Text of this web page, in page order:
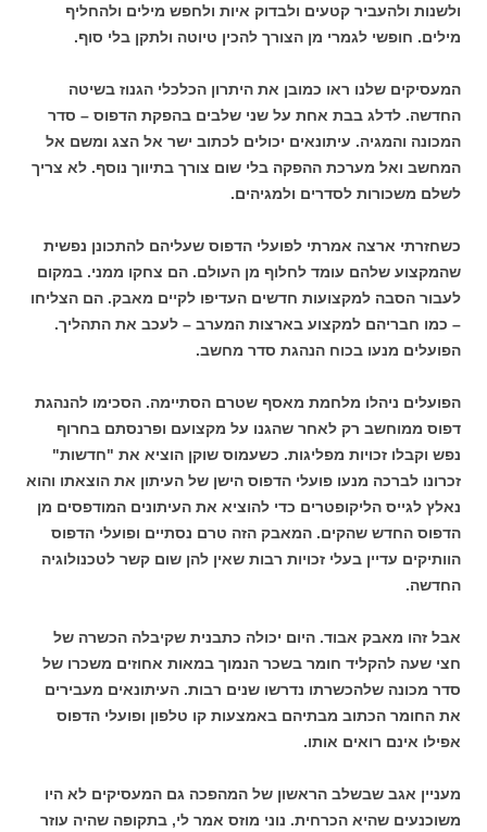
ולשנות ולהעביר קטעים ולבדוק איות ולחפש מילים ולהחליף
מילים. חופשי לגמרי מן הצורך להכין טיוטה ולתקן בלי סוף.
המעסיקים שלנו ראו כמובן את היתרון הכלכלי הגנוז בשיטה
החדשה. לדלג בבת אחת על שני שלבים בהפקת הדפוס – סדר
המכונה והמגיה. עיתונאים יכולים לכתוב ישר אל הצג ומשם אל
המחשב ואל מערכת ההפקה בלי שום צורך בתיווך נוסף. לא צריך
לשלם משכורות לסדרים ולמגיהים.
כשחזרתי ארצה אמרתי לפועלי הדפוס שעליהם להתכונן נפשית
שהמקצוע שלהם עומד לחלוף מן העולם. הם צחקו ממני. במקום
לעבור הסבה למקצועות חדשים העדיפו לקיים מאבק. הם הצליחו
– כמו חבריהם למקצוע בארצות המערב – לעכב את התהליך.
הפועלים מנעו בכוח הנהגת סדר מחשב.
הפועלים ניהלו מלחמת מאסף שטרם הסתיימה. הסכימו להנהגת
דפוס ממוחשב רק לאחר שהגנו על מקצועם ופרנסתם בחרוף
נפש וקבלו זכויות מפליגות. כשעמוס שוקן הוציא את "חדשות"
זכרונו לברכה מנעו פועלי הדפוס הישן של העיתון את הוצאתו והוא
נאלץ לגייס הליקופטרים כדי להוציא את העיתונים המודפסים מן
הדפוס החדש שהקים. המאבק הזה טרם נסתיים ופועלי הדפוס
הוותיקים עדיין בעלי זכויות רבות שאין להן שום קשר לטכנולוגיה
החדשה.
אבל זהו מאבק אבוד. היום יכולה כתבנית שקיבלה הכשרה של
חצי שעה להקליד חומר בשכר הנמוך במאות אחוזים משכרו של
סדר מכונה שלהכשרתו נדרשו שנים רבות. העיתונאים מעבירים
את החומר הכתוב מבתיהם באמצעות קו טלפון ופועלי הדפוס
אפילו אינם רואים אותו.
מעניין אגב שבשלב הראשון של המהפכה גם המעסיקים לא היו
משוכנעים שהיא הכרחית. נוני מוזס אמר לי, בתקופה שהיה עוזר